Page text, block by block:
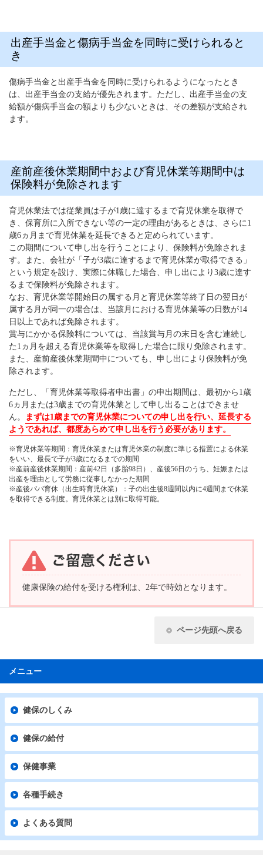
出産手当金と傷病手当金を同時に受けられると
き
傷病手当金と出産手当金を同時に受けられるようになったとき
は、出産手当金の支給が優先されます。ただし、出産手当金の支
給額が傷病手当金の額よりも少ないときは、その差額が支給され
ます。
産前産後休業期間中および育児休業等期間中は
保険料が免除されます
育児休業法では従業員は子が1歳に達するまで育児休業を取得で
き、保育所に入所できない等の一定の理由があるときは、さらに1
歳6ヵ月まで育児休業を延長できると定められています。
この期間について申し出を行うことにより、保険料が免除されま
す。また、会社が「子が3歳に達するまで育児休業が取得できる」
という規定を設け、実際に休職した場合、申し出により3歳に達す
るまで保険料が免除されます。
なお、育児休業等開始日の属する月と育児休業等終了日の翌日が
属する月が同一の場合は、当該月における育児休業等の日数が14
日以上であれば免除されます。
賞与にかかる保険料については、当該賞与月の末日を含む連続し
た1ヵ月を超える育児休業等を取得した場合に限り免除されます。
また、産前産後休業期間中についても、申し出により保険料が免
除されます。
ただし、「育児休業等取得者申出書」の申出期間は、最初から1歳
6ヵ月または3歳までの育児休業として申し出ることはできませ
ん。
まずは1歳までの育児休業についての申し出を行い、延長する
ようであれば、都度あらめて申し出を行う必要があります。
※育児休業等期間：育児休業または育児休業の制度に準じる措置による休業
をいい、最長で子が3歳になるまでの期間
※産前産後休業期間：産前42日（多胎98日）、産後56日のうち、妊娠または
出産を理由として労務に従事しなかった期間
※産後パパ育休（出生時育児休業）：子の出生後8週間以内に4週間まで休業
を取得できる制度。育児休業とは別に取得可能。
健康保険の給付を受ける権利は、2年で時効となります。
ページ先頭へ戻る
メニュー
健保のしくみ
健保の給付
保健事業
各種手続き
よくある質問